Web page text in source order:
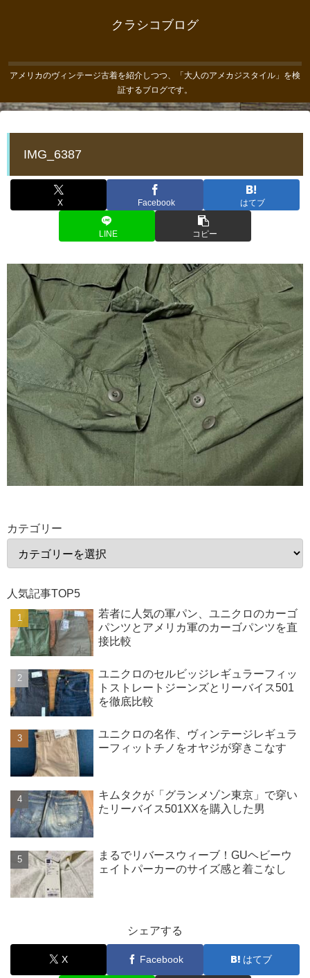
クラシコブログ
アメリカのヴィンテージ古着を紹介しつつ、「大人のアメカジスタイル」を検
証するブログです。
IMG_6387
X Facebook はてブ
LINE コピー
カテゴリー
人気記事TOP5
若者に人気の軍パン、ユニクロのカーゴ
パンツとアメリカ軍のカーゴパンツを直
接比較
ユニクロのセルビッジレギュラーフィッ
トストレートジーンズとリーバイス501
を徹底比較
ユニクロの名作、ヴィンテージレギュラ
ーフィットチノをオヤジが穿きこなす
キムタクが「グランメゾン東京」で穿い
たリーバイス501XXを購入した男
まるでリバースウィーブ！GUヘビーウ
ェイトパーカーのサイズ感と着こなし
シェアする
X Facebook はてブ